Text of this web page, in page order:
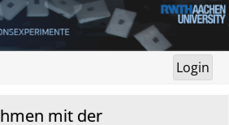
mit der